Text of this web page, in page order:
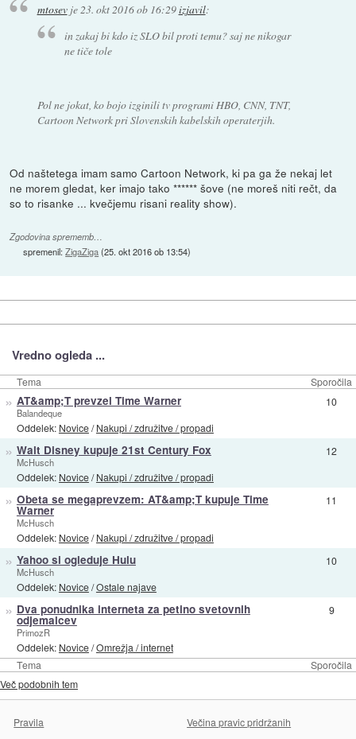
mtosevje23. okt 2016 ob 16:29izjavil:
in zakaj bi kdo iz SLO bil proti temu? saj ne nikogar
ne tiče tole
Pol ne jokat, ko bojo izginili tv programi HBO, CNN, TNT,
Cartoon Network pri Slovenskih kabelskih operaterjih.
Od naštetega imam samo Cartoon Network, ki pa ga že nekaj let
ne morem gledat, ker imajo tako ****** šove (ne moreš niti rečt, da
so to risanke ... kvečjemu risani reality show).
Zgodovina sprememb…
spremenil:ZigaZiga(25. okt 2016 ob 13:54)
Vredno ogleda ...
Tema Sporočila
Tema Sporočila
» AT&amp;T prevzel Time Warner
Balandeque
Oddelek: Novice/Nakupi / združitve / propadi
10
» Walt Disney kupuje 21st Century Fox
McHusch
Oddelek: Novice/Nakupi / združitve / propadi
12
» Obeta se megaprevzem: AT&amp;T kupuje Time
Warner
McHusch
Oddelek: Novice/Nakupi / združitve / propadi
11
» Yahoo si ogleduje Hulu
McHusch
Oddelek: Novice/Ostale najave
10
» Dva ponudnika interneta za petino svetovnih
odjemalcev
PrimozR
Oddelek: Novice/Omrežja / internet
9
Več podobnih tem
Pravila Večina pravic pridržanih